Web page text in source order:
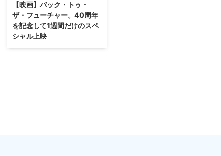
【映画】バック・トゥ・
ザ・フューチャー。40周年
を記念して1週間だけのスペ
シャル上映